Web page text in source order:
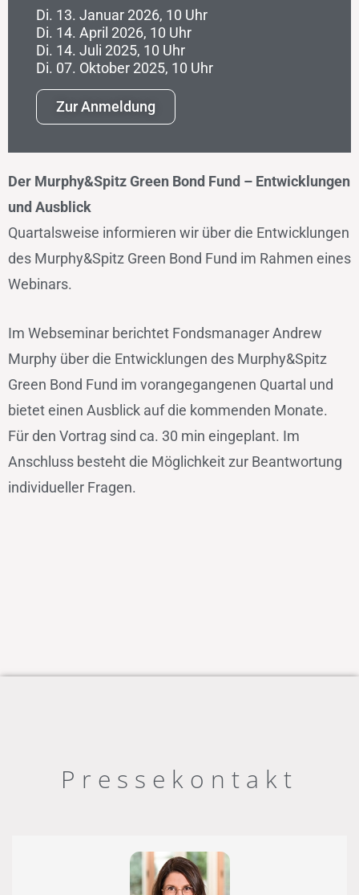
Di. 13. Januar 2026, 10 Uhr
Di. 14. April 2026, 10 Uhr
Di. 14. Juli 2025, 10 Uhr
Di. 07. Oktober 2025, 10 Uhr
Zur Anmeldung
Der Murphy&Spitz Green Bond Fund – Entwicklungen
und Ausblick
Quartalsweise informieren wir über die Entwicklungen
des Murphy&Spitz Green Bond Fund im Rahmen eines
Webinars.
Im Webseminar berichtet Fondsmanager Andrew
Murphy über die Entwicklungen des Murphy&Spitz
Green Bond Fund im vorangegangenen Quartal und
bietet einen Ausblick auf die kommenden Monate.
Für den Vortrag sind ca. 30 min eingeplant. Im
Anschluss besteht die Möglichkeit zur Beantwortung
individueller Fragen.
Pressekontakt